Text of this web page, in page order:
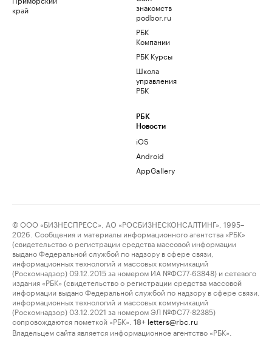
край
знакомств
podbor.ru
РБК
Компании
РБК Курсы
Школа
управления
РБК
РБК
Новости
iOS
Android
AppGallery
© ООО «БИЗНЕСПРЕСС», АО «РОСБИЗНЕСКОНСАЛТИНГ», 1995–
2026. Сообщения и материалы информационного агентства «РБК»
(свидетельство о регистрации средства массовой информации
выдано Федеральной службой по надзору в сфере связи,
информационных технологий и массовых коммуникаций
(Роскомнадзор) 09.12.2015 за номером ИА №ФС77-63848) и сетевого
издания «РБК» (свидетельство о регистрации средства массовой
информации выдано Федеральной службой по надзору в сфере связи,
информационных технологий и массовых коммуникаций
(Роскомнадзор) 03.12.2021 за номером ЭЛ №ФС77-82385)
сопровождаются пометкой «РБК».
18+ letters@rbc.ru
Владельцем сайта является информационное агентство «РБК».